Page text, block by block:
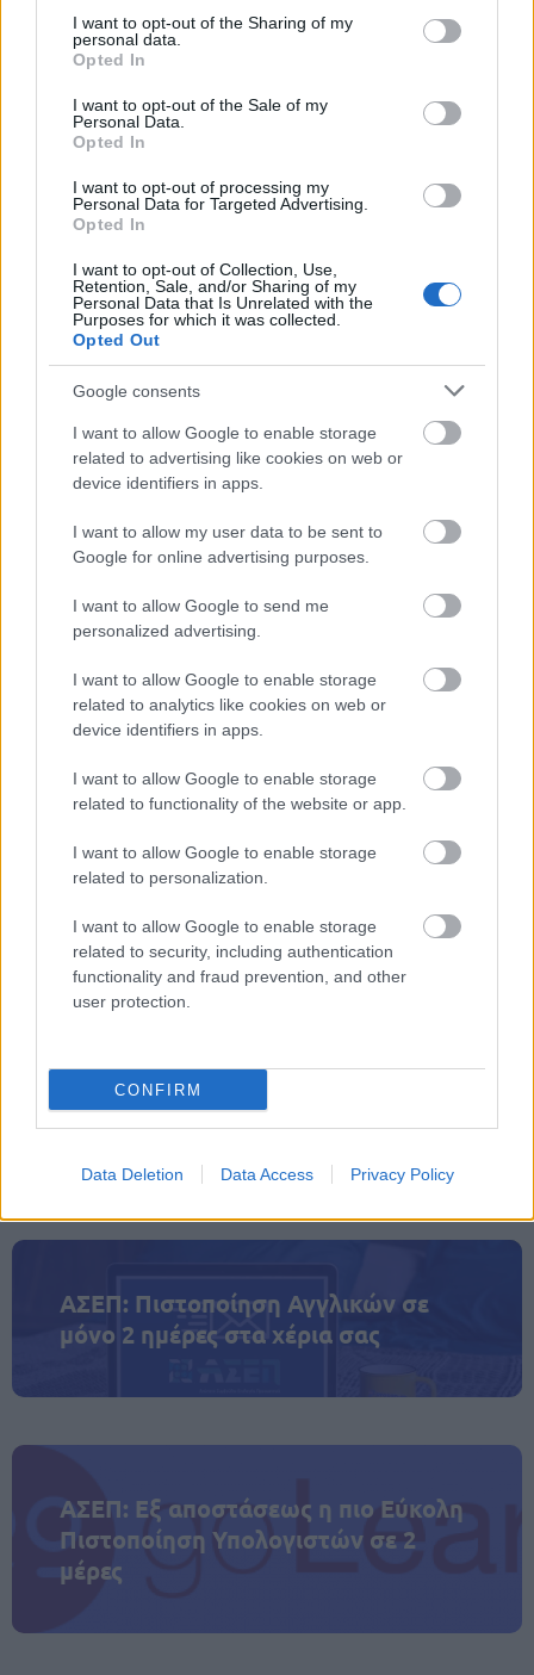
not limited to your visit or usage behaviour. You may click to
grant or deny consent to Google and its third-party tags to
use your data for below specified purposes in below Google
consent section.
I want to opt-out of the Sharing of my
personal data.
Opted In
I want to opt-out of the Sale of my
Personal Data.
Opted In
I want to opt-out of processing my
Personal Data for Targeted Advertising.
Opted In
I want to opt-out of Collection, Use,
Retention, Sale, and/or Sharing of my
Personal Data that Is Unrelated with the
Purposes for which it was collected.
Opted Out
Google consents
I want to allow Google to enable storage
related to advertising like cookies on web or
device identifiers in apps.
I want to allow my user data to be sent to
Google for online advertising purposes.
I want to allow Google to send me
personalized advertising.
I want to allow Google to enable storage
related to analytics like cookies on web or
device identifiers in apps.
I want to allow Google to enable storage
related to functionality of the website or app.
I want to allow Google to enable storage
related to personalization.
I want to allow Google to enable storage
related to security, including authentication
functionality and fraud prevention, and other
user protection.
CONFIRM
Data Deletion Data Access Privacy Policy
θα αναγράφεται ότι οι εκπτώσεις αφορούν
επιλεγμένα είδη με αναφορά στο αντίστοιχο
4. Τα καταστήματα
OUTLETυποχρεούνται να αναγράφουν στις
πινακίδες που προβλέπονται από τις ισχύουσες
διαγραμμένη και (β) τη νέα μειωμένη τιμή
πώλησης,με τρόπο που να επικοινωνεί στον
καταναλωτή τη σαφή διάκριση μεταξύ των δύο
αυτών τιμών. Προαιρετικά, επιτρέπεται να
αναγράφεται εντός του καταστήματος και σε κάθε
άλλη εμπορική επικοινωνία με τον καταναλωτή το
ποσοστό της μείωσης. Στις περιόδους εκπτώσεων ή
προσφορών τα καταστήματα αυτά υποχρεούνται
να εμφανίζουν στις πινακίδες όλες τις ενδιάμεσες
μειωμένη τιμή διάθεσης και να αναγράφουν σε
λέξεις«εκπτώσεις», «προσφορές».
ανακοίνωση περί μείωσης της τιμής
ανακριβείς ή παραπλανητικές
ως προς το
ποσοστό της έκπτωσης ή ως προς τις τιμές ή ως
προς την ποσότητα των προσφερόμενων με
έκπτωση ή σε προσφορά προϊόντων ή ενέχουν
οποιασδήποτε μορφής απόκρυψη ή παραπλάνηση,
επιβάλλεται σε βάρος του εμπόρου πρόστιμο έως
το 2% του ετήσιου κύκλου εργασιών και πάντως
επιβληθεί για δεύτερη φορά πρόστιμο για την ίδια
4% του ετήσιου κύκλου εργασιών του.
ΑΣΕΠ: Πιστοποίηση Αγγλικών σε
μόνο 2 ημέρες στα χέρια σας
ΑΣΕΠ: Εξ αποστάσεως η πιο Εύκολη
Πιστοποίηση Υπολογιστών σε 2
μέρες